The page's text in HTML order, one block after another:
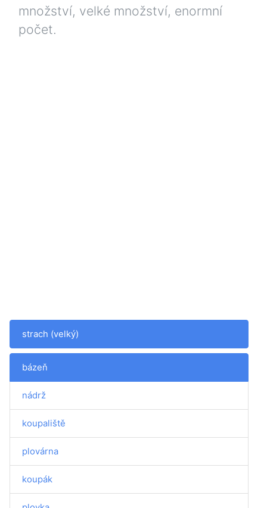
množství, velké množství, enormní
počet.
strach (velký)
bázeň
nádrž
koupaliště
plovárna
koupák